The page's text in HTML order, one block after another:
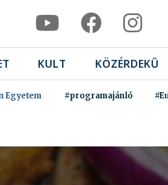
KULT KÖZÉRDEKŰ
Egyetem #programajánló